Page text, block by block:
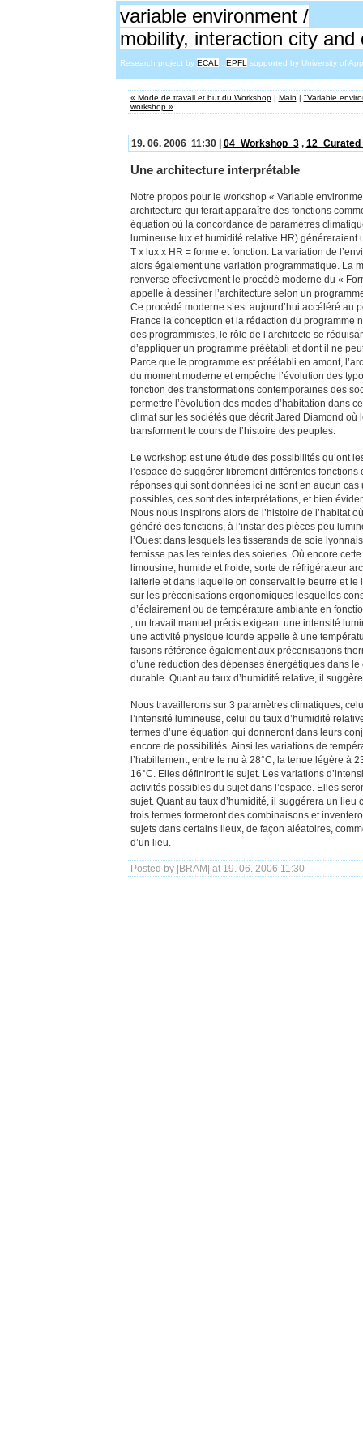
variable environment /
mobility, interaction city and
Research project by ECAL :::EPFL supported by University of
« Mode de travail et but du Workshop| Main | "Variable
workshop »
19. 06. 2006 11:30 | 04_Workshop_3,
Une architecture interprétable
Notre propos pour le workshop « Variable
architecture qui ferait apparaître des fonctions
équation où la concordance de paramètres
lumineuse lux et humidité relative HR) généreraient
T x lux x HR = forme et fonction. La variation de
alors également une variation programmatique. La
renverse effectivement le procédé moderne du «
appelle à dessiner l’architecture selon un
Ce procédé moderne s’est aujourd’hui accéléré au
France la conception et la rédaction du programme
des programmistes, le rôle de l’architecte se
d’appliquer un programme préétabli et dont il ne
Parce que le programme est préétabli en amont,
du moment moderne et empêche l’évolution des
fonction des transformations contemporaines des
permettre l’évolution des modes d’habitation dans
climat sur les sociétés que décrit Jared Diamond où
transforment le cours de l’histoire des peuples.
Le workshop est une étude des possibilités qu’ont
l’espace de suggérer librement différentes fonctions
réponses qui sont données ici ne sont en aucun cas
possibles, ces sont des interprétations, et bien
Nous nous inspirons alors de l’histoire de l’habitat
généré des fonctions, à l’instar des pièces peu
l’Ouest dans lesquels les tisserands de soie
ternisse pas les teintes des soieries. Où encore
limousine, humide et froide, sorte de réfrigérateur
laiterie et dans laquelle on conservait le beurre et le
sur les préconisations ergonomiques lesquelles
d’éclairement ou de température ambiante en
; un travail manuel précis exigeant une intensité
une activité physique lourde appelle à une
faisons référence également aux préconisations
d’une réduction des dépenses énergétiques dans
durable. Quant au taux d’humidité relative, il
Nous travaillerons sur 3 paramètres climatiques,
l’intensité lumineuse, celui du taux d’humidité
termes d’une équation qui donneront dans leurs
encore de possibilités. Ainsi les variations de
l’habillement, entre le nu à 28°C, la tenue légère à
16°C. Elles définiront le sujet. Les variations
activités possibles du sujet dans l’espace. Elles
sujet. Quant au taux d’humidité, il suggérera un lieu
trois termes formeront des combinaisons et
sujets dans certains lieux, de façon aléatoires,
d’un lieu.
Posted by |BRAM| at 19. 06. 2006 11:30